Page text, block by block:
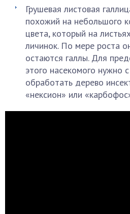
Грушевая листовая
похожий на небольшого
цвета, который на
личинок. По мере роста
остаются галлы. Для
этого насекомого нужно
обработать дерево
«нексион» или